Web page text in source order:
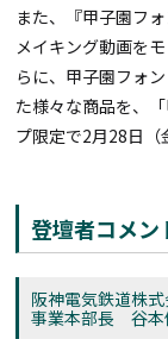
また、『甲子園フ
メイキング動画を
らに、甲子園フォ
た様々な商品を、
プ限定で2月28日（
登壇者コメン
阪神電気鉄道株
事業本部長 谷本